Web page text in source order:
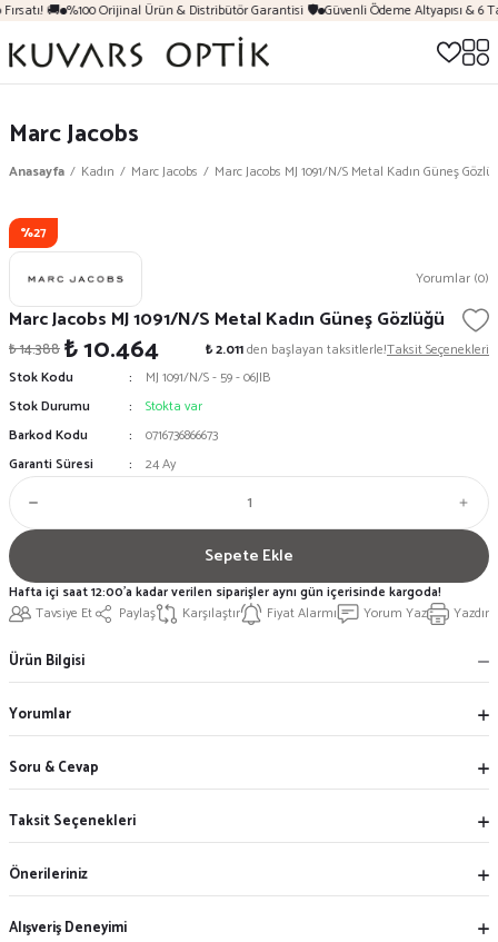
🚚 %100 Orijinal Ürün & Distribütör Garantisi 🛡️ Güvenli Ödeme Altyapısı & 6
Marc Jacobs
Anasayfa Kadın Marc Jacobs Marc Jacobs MJ 1091/N/S Metal Kadın Güneş
%27
Yorumlar (0)
Marc Jacobs MJ 1091/N/S Metal Kadın Güneş Gözlüğü
₺ 14.388₺ 10.464 ₺ 2.011den başlayan taksitlerle!Taksit Seçenekleri
Stok Kodu
MJ 1091/N/S - 59 - 06JIB
Stok Durumu
Stokta var
Barkod Kodu
0716736866673
Garanti Süresi
24 Ay
Sepete Ekle
Tavsiye Et Paylaş Karşılaştır Fiyat Alarmı Yorum Yaz Yazdır
Hafta içi saat 12:00'a kadar verilen siparişler aynı gün içerisinde kargoda!
Ürün Bilgisi
Yorumlar
Soru & Cevap
Taksit Seçenekleri
Önerileriniz
Alışveriş Deneyimi